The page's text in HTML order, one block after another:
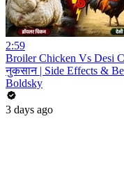
2:59
Broiler Chicken Vs Desi
नुकसान | Side Effects &
Boldsky
3 days ago